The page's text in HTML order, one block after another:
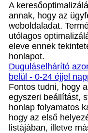
A
annak, hogy az
weboldaladat.
utólagos
eleve ennek
honlapot.
Duguláselhárító
belül - 0-24 éjjel
Fontos tudni, hogy
egyszeri beállítást,
honlap folyamatos
hogy az első
listájában, illetve